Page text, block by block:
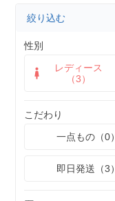
絞り込む
性別
レディース
（3）
こだわり
一点もの（0）
即日発送（3）